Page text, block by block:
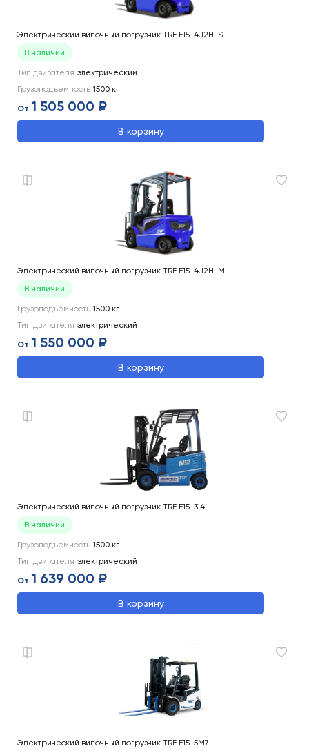
Электрический вилочный погрузчик TRF E15-4J2H-S
В наличии
Тип двигателя электрический
Грузоподъемность 1500 кг
От 1 505 000 ₽
В корзину
Электрический вилочный погрузчик TRF E15-4J2H-M
В наличии
Грузоподъемность 1500 кг
Тип двигателя электрический
От 1 550 000 ₽
В корзину
Электрический вилочный погрузчик TRF E15-3i4
В наличии
Грузоподъемность 1500 кг
Тип двигателя электрический
От 1 639 000 ₽
В корзину
Электрический вилочный погрузчик TRF E15-5M7